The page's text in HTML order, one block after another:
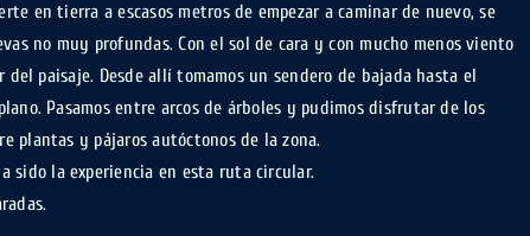
en tierra a escasos metros de empezar a caminar de nuevo, se
no muy profundas. Con el sol de cara y con mucho menos viento
paisaje. Desde allí tomamos un sendero de bajada hasta el
Pasamos entre arcos de árboles y pudimos disfrutar de los
plantas y pájaros autóctonos de la zona.
sido la experiencia en esta ruta circular.